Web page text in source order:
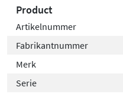
Product
Artikelnummer
Fabrikantnummer
Merk
Serie